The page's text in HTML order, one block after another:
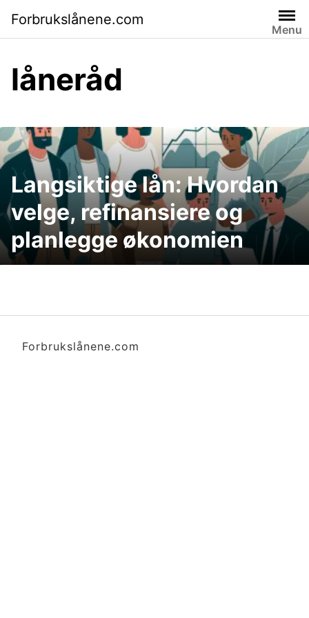
content
Forbrukslånene.com
Menu
låneråd
Langsiktige lån: Hvordan
velge, refinansiere og
planlegge økonomien
Forbrukslånene.com